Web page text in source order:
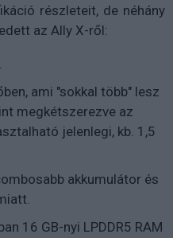
részleteit, de néhány
az Ally X-ről:
ami "sokkal több" lesz
megkétszerezve az
jelenlegi, kb. 1,5
akkumulátor és
16 GB-nyi LPDDR5 RAM